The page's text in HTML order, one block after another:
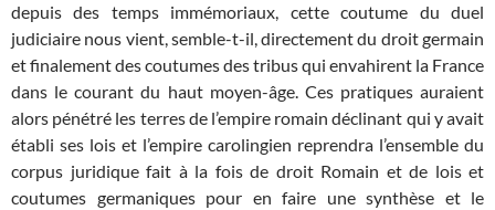
depuis des temps immémoriaux, cette coutume du duel
judiciaire nous vient, semble-t-il, directement du droit germain
et finalement des coutumes des tribus qui envahirent la France
dans le courant du haut moyen-âge. Ces pratiques auraient
alors pénétré les terres de l’empire romain déclinant qui y avait
établi ses lois et l’empire carolingien reprendra l’ensemble du
corpus juridique fait à la fois de droit Romain et de lois et
coutumes germaniques pour en faire une synthèse et le